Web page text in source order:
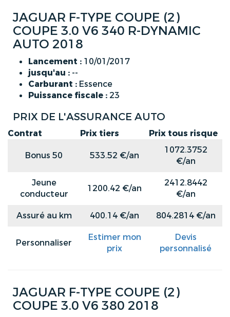
JAGUAR F-TYPE COUPE (2)
COUPE 3.0 V6 340 R-DYNAMIC
AUTO 2018
Lancement : 10/01/2017
jusqu'au : --
Carburant : Essence
Puissance fiscale : 23
PRIX DE L'ASSURANCE AUTO
Contrat Prix tiers Prix tous risque
Bonus 50 533.52 €/an
1072.3752
€/an
Jeune
conducteur
1200.42 €/an
2412.8442
€/an
Assuré au km
400.14 €/an 804.2814 €/an
Personnaliser
Estimer mon
prix
Devis
personnalisé
JAGUAR F-TYPE COUPE (2)
COUPE 3.0 V6 380 2018